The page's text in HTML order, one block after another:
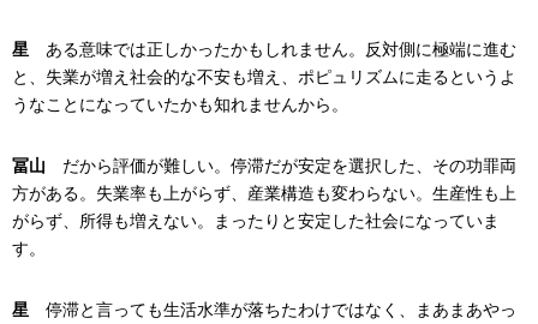
星 ある意味では正しかったかもしれません。反対側に極端に進む
と、失業が増え社会的な不安も増え、ポピュリズムに走るというよ
うなことになっていたかも知れませんから。
冨山 だから評価が難しい。停滞だが安定を選択した、その功罪両
方がある。失業率も上がらず、産業構造も変わらない。生産性も上
がらず、所得も増えない。まったりと安定した社会になっていま
す。
星 停滞と言っても生活水準が落ちたわけではなく、まあまあやっ